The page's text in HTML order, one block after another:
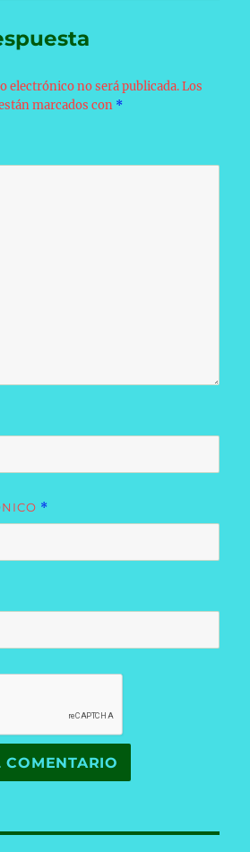
electrónico no será publicada. Los
marcados con *
*